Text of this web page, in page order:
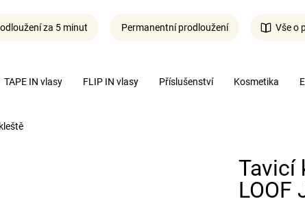
TAPE IN vlasy FLIP IN vlasy Příslušenství Kosmetika
za 5 minut Permanentní prodloužení Vše o
Tavicí
LOOF
Co potřebujete najít?